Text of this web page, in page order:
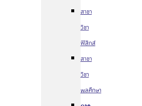
สาขา
วิชา
ฟิสิกส์
สาขา
วิชา
พลศึกษา